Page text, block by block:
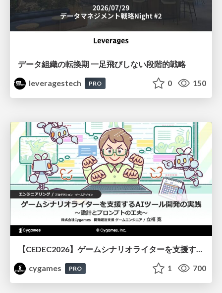
データ組織の転換期 一足飛びしない段階的戦略
leveragestech
PRO 0 150
【CEDEC2026】ゲームシナリオライターを支援するAIツール開発の実践 ― 設計とプロンプトの工夫 ―
cygames
PRO 1 700